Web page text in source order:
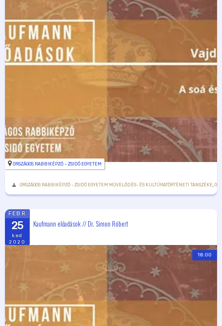
ORSZÁGOS RABBIKÉPZŐ – ZSIDÓ EGYETEM
ORSZÁGOS RABBIKÉPZŐ - ZSIDÓ EGYETEM MŰVELŐDÉS- ÉS KULTÚRATÖRTÉNETI TANSZÉKE
FEBR
25
ked
2020
Kaufmann előadások // Dr. Simon Róbert
18:00